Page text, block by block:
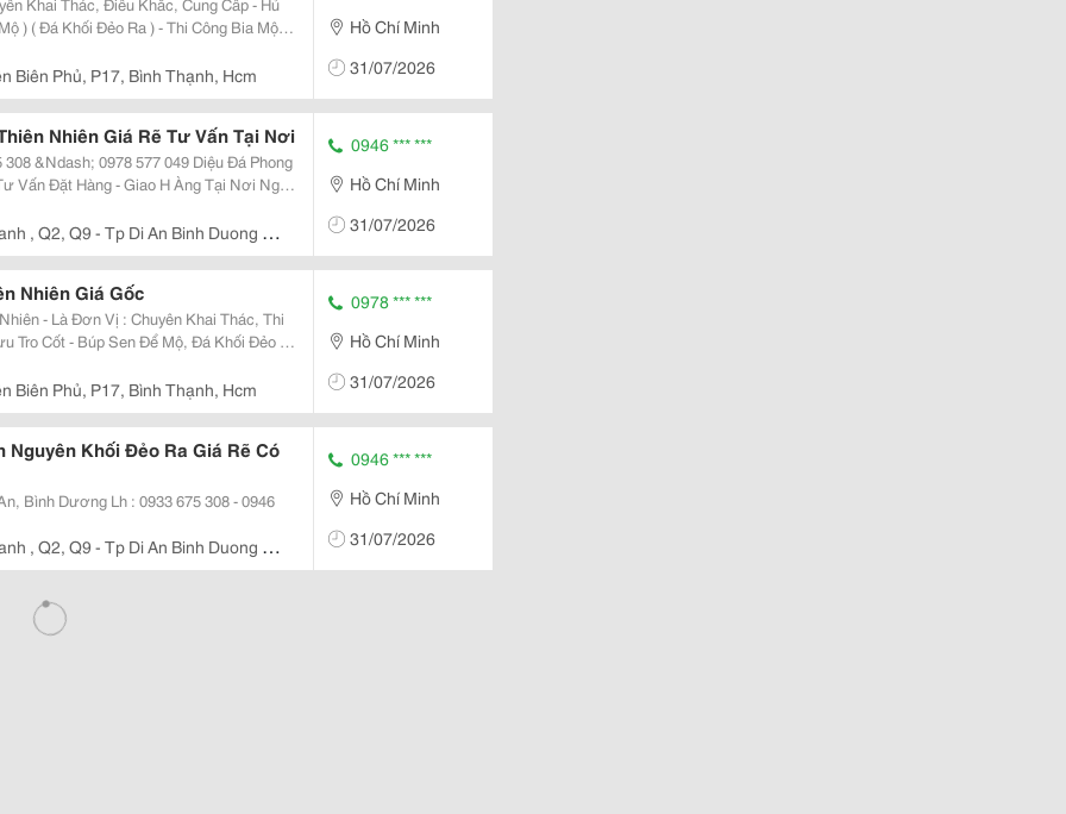
Mộ
Biên Phủ, P17, Bình Thạnh, Hcm
Hồ Chí Minh
31/07/2026
Nhiên Giá Rẽ Tư Vấn Tại Nơi
0978 577 049 Diệu Đá Phong
, Q2, Q9 - Tp Di An Binh Duong -
0946 *** ***
Hồ Chí Minh
31/07/2026
Nhiên Giá Gốc
Biên Phủ, P17, Bình Thạnh, Hcm
0978 *** ***
Hồ Chí Minh
31/07/2026
Nguyên Khối Đẻo Ra Giá Rẽ Có
Bình Dương Lh : 0933 675 308 - 0946
, Q2, Q9 - Tp Di An Binh Duong -
0946 *** ***
Hồ Chí Minh
31/07/2026